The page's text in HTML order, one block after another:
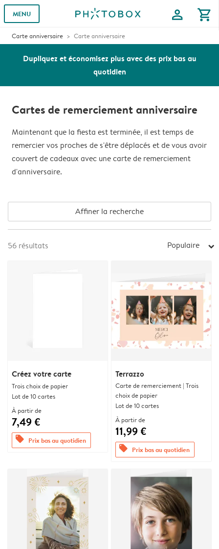
MENU profile shopping_cart
Carte anniversaire Carte anniversaire
Dupliquez et économisez plus avec des prix bas au
quotidien
Cartes de remerciement anniversaire
Maintenant que la fiesta est terminée, il est temps de
remercier vos proches de s'être déplacés et de vous avoir
couvert de cadeaux avec une carte de remerciement
d'anniversaire.
Affiner la recherche
56 résultats Populaire arrow_right
Créez votre carte
Trois choix de papier
Lot de 10 cartes
À partir de
7,49 €
offers Prix bas au quotidien
Terrazzo
Carte de remerciement | Trois
choix de papier
Lot de 10 cartes
À partir de
11,99 €
offers Prix bas au quotidien